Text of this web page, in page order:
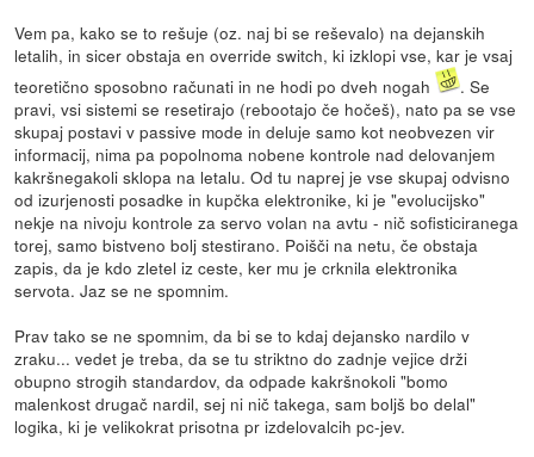
Vem pa, kako se to rešuje (oz. naj bi se reševalo) na dejanskih
letalih, in sicer obstaja en override switch, ki izklopi vse, kar je vsaj
teoretično sposobno računati in ne hodi po dveh nogah
. Se
pravi, vsi sistemi se resetirajo (rebootajo če hočeš), nato pa se vse
skupaj postavi v passive mode in deluje samo kot neobvezen vir
informacij, nima pa popolnoma nobene kontrole nad delovanjem
kakršnegakoli sklopa na letalu. Od tu naprej je vse skupaj odvisno
od izurjenosti posadke in kupčka elektronike, ki je "evolucijsko"
nekje na nivoju kontrole za servo volan na avtu - nič sofisticiranega
torej, samo bistveno bolj stestirano. Poišči na netu, če obstaja
zapis, da je kdo zletel iz ceste, ker mu je crknila elektronika
servota. Jaz se ne spomnim.
Prav tako se ne spomnim, da bi se to kdaj dejansko nardilo v
zraku... vedet je treba, da se tu striktno do zadnje vejice drži
obupno strogih standardov, da odpade kakršnokoli "bomo
malenkost drugač nardil, sej ni nič takega, sam boljš bo delal"
logika, ki je velikokrat prisotna pr izdelovalcih pc-jev.